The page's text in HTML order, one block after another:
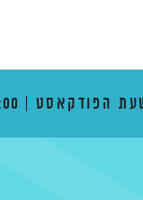
הפודקאסט